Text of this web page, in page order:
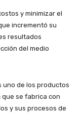
y minimizar el
incrementó su
resultados
del medio
uno de los productos
se fabrica con
y sus procesos de